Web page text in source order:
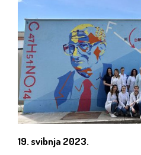
19. svibnja 2023.